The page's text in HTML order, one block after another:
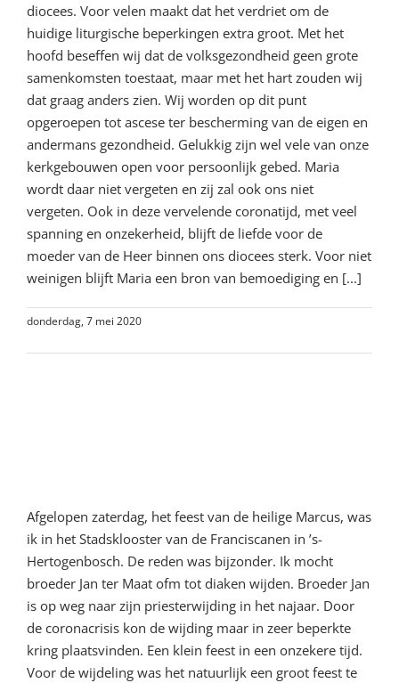
diocees. Voor velen maakt dat het verdriet om de
huidige liturgische beperkingen extra groot. Met het
hoofd beseffen wij dat de volksgezondheid geen grote
samenkomsten toestaat, maar met het hart zouden wij
dat graag anders zien. Wij worden op dit punt
opgeroepen tot ascese ter bescherming van de eigen en
andermans gezondheid. Gelukkig zijn wel vele van onze
kerkgebouwen open voor persoonlijk gebed. Maria
wordt daar niet vergeten en zij zal ook ons niet
vergeten. Ook in deze vervelende coronatijd, met veel
spanning en onzekerheid, blijft de liefde voor de
moeder van de Heer binnen ons diocees sterk. Voor niet
weinigen blijft Maria een bron van bemoediging en [...]
donderdag, 7 mei 2020
Afgelopen zaterdag, het feest van de heilige Marcus, was
ik in het Stadsklooster van de Franciscanen in ’s-
Hertogenbosch. De reden was bijzonder. Ik mocht
broeder Jan ter Maat ofm tot diaken wijden. Broeder Jan
is op weg naar zijn priesterwijding in het najaar. Door
de coronacrisis kon de wijding maar in zeer beperkte
kring plaatsvinden. Een klein feest in een onzekere tijd.
Voor de wijdeling was het natuurlijk een groot feest te